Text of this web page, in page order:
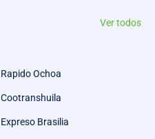
Ver todos
Rapido Ochoa
Cootranshuila
Expreso Brasilia